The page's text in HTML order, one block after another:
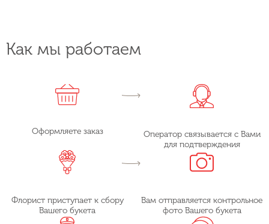
Как мы работаем
Оформляете заказ
Оператор связывается с Вами
для подтверждения
Флорист приступает к сбору
Вашего букета
Вам отправляется контрольное
фото Вашего букета